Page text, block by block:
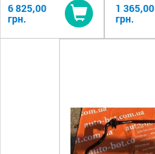
6 825,00
грн.
Купить
1 365,00
грн.